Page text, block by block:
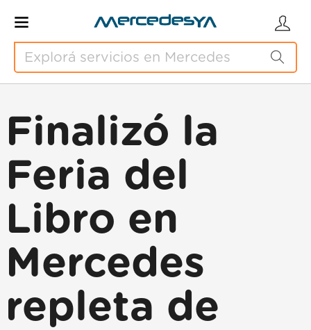
Finalizó la
Feria del
Libro en
Mercedes
repleta de